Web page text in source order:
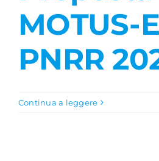
Utilità
Comunicati
MOTUS-
PNRR
Continua a leggere